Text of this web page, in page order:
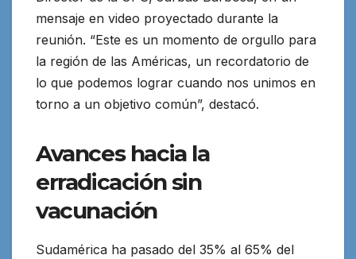
mensaje en video proyectado durante la
reunión. “Este es un momento de orgullo para
la región de las Américas, un recordatorio de
lo que podemos lograr cuando nos unimos en
torno a un objetivo común”, destacó.
Avances hacia la
erradicación sin
vacunación
Sudamérica ha pasado del 35% al 65% del